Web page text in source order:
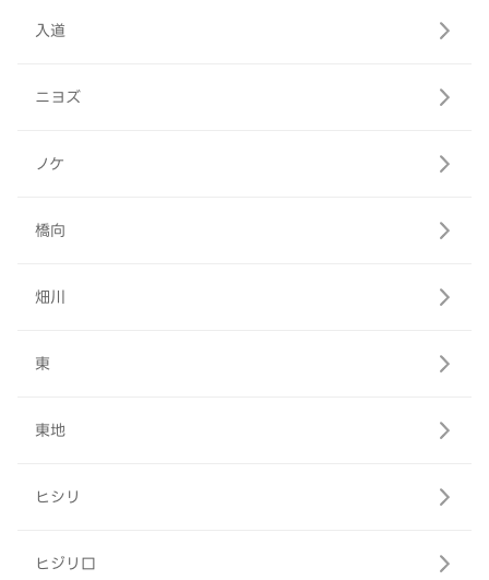
入道
ニヨズ
ノケ
橋向
畑川
東
東地
ヒシリ
ヒジリ口